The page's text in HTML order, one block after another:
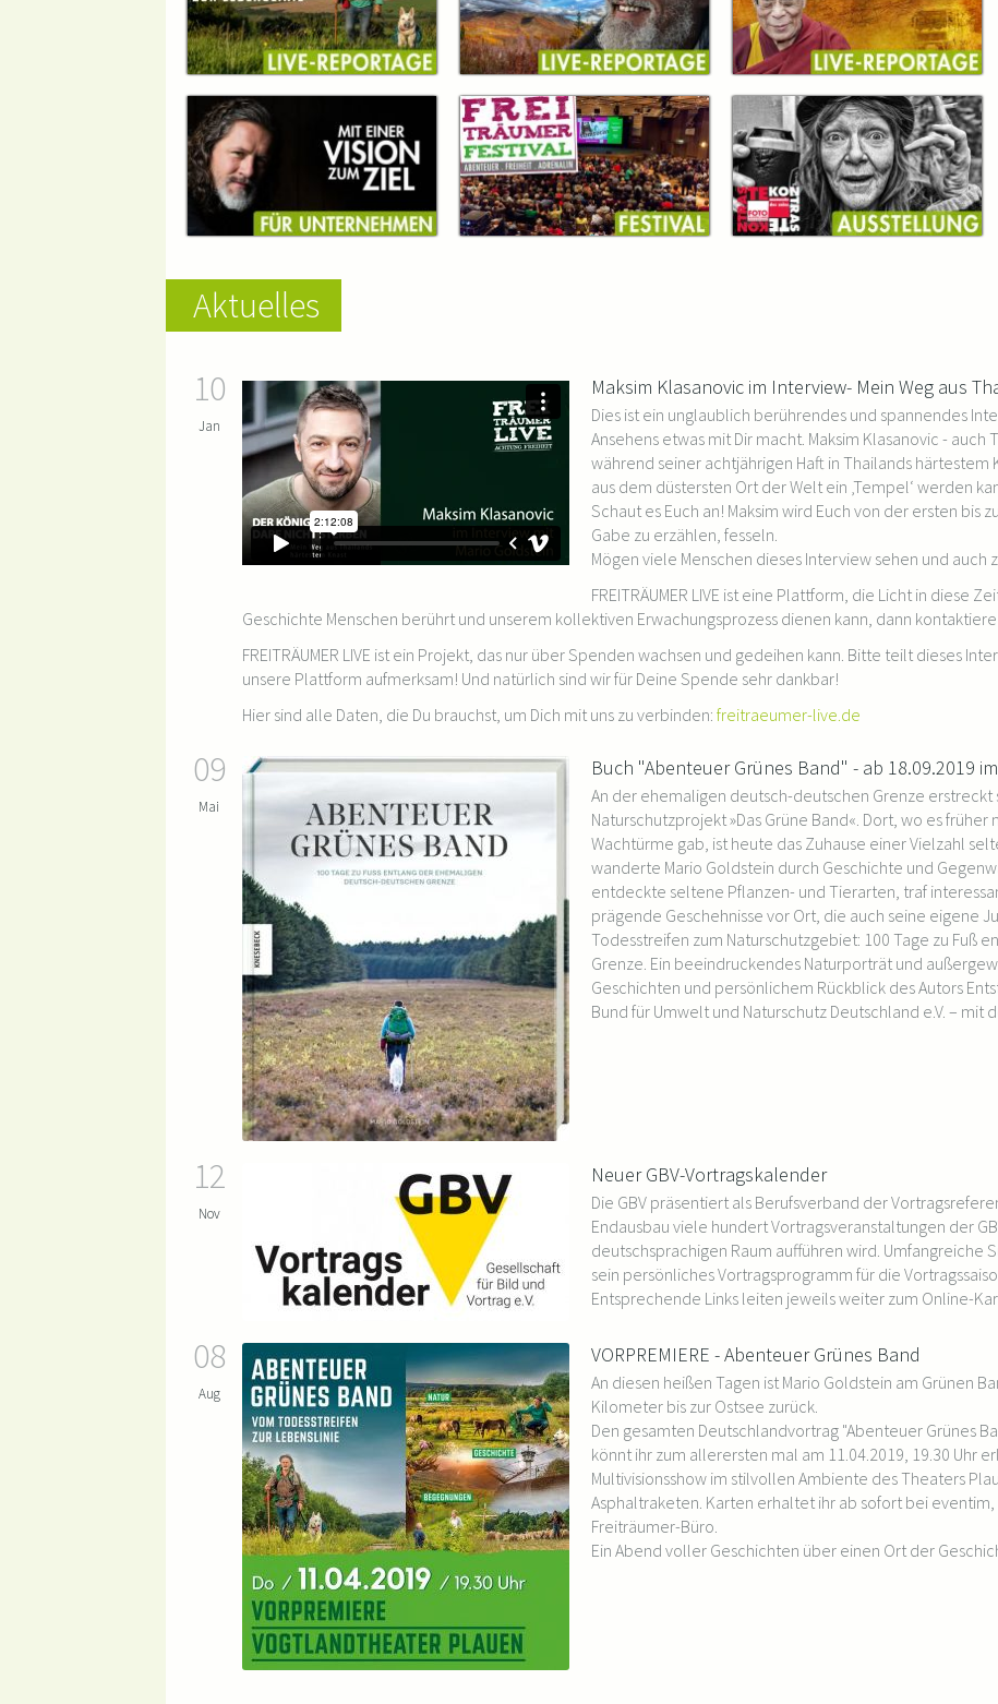
Aktuelles
10
Jan
Maksim Klasanovic im Interview- Mein Weg aus
Dies ist ein unglaublich berührendes und spannendes
Ansehens etwas mit Dir macht. Maksim Klasanovic -
während seiner achtjährigen Haft in Thailands härtestem
aus dem düstersten Ort der Welt ein ‚Tempel‘ werden
Schaut es Euch an! Maksim wird Euch von der ersten bis
Gabe zu erzählen, fesseln.
Mögen viele Menschen dieses Interview sehen und
FREITRÄUMER LIVE ist eine Plattform, die Licht in diese
Geschichte Menschen berührt und unserem kollektiven Erwachungsprozess dienen kann, dann kontaktiere
FREITRÄUMER LIVE ist ein Projekt, das nur über Spenden wachsen und gedeihen kann. Bitte teilt dieses
unsere Plattform aufmerksam! Und natürlich sind wir für Deine Spende sehr dankbar!
Hier sind alle Daten, die Du brauchst, um Dich mit uns zu verbinden: freitraeumer-live.de
09
Mai
Buch "Abenteuer Grünes Band" - ab 18.09.2019
An der ehemaligen deutsch-deutschen Grenze erstreckt
Naturschutzprojekt »Das Grüne Band«. Dort, wo es
Wachtürme gab, ist heute das Zuhause einer Vielzahl
wanderte Mario Goldstein durch Geschichte und
entdeckte seltene Pflanzen- und Tierarten, traf
prägende Geschehnisse vor Ort, die auch seine eigene
Todesstreifen zum Naturschutzgebiet: 100 Tage zu Fuß
Grenze. Ein beeindruckendes Naturporträt und
Geschichten und persönlichem Rückblick des Autors
Bund für Umwelt und Naturschutz Deutschland e.V. –
12
Nov
Neuer GBV-Vortragskalender
Die GBV präsentiert als Berufsverband der
Endausbau viele hundert Vortragsveranstaltungen der
deutschsprachigen Raum aufführen wird. Umfangreiche
sein persönliches Vortragsprogramm für die
Entsprechende Links leiten jeweils weiter zum Online-
08
Aug
VORPREMIERE - Abenteuer Grünes Band
An diesen heißen Tagen ist Mario Goldstein am Grünen
Kilometer bis zur Ostsee zurück.
Den gesamten Deutschlandvortrag "Abenteuer Grünes
könnt ihr zum allerersten mal am 11.04.2019, 19.30 Uhr
Multivisionsshow im stilvollen Ambiente des Theaters
Asphaltraketen. Karten erhaltet ihr ab sofort bei eventim,
Freiträumer-Büro.
Ein Abend voller Geschichten über einen Ort der